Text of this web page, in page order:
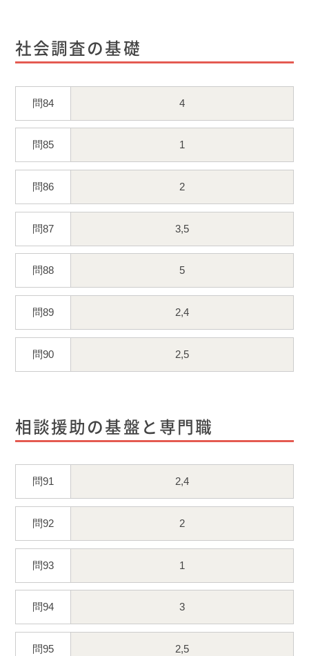
社会調査の基礎
問84 4
問85 1
問86 2
問87 3,5
問88 5
問89 2,4
問90 2,5
相談援助の基盤と専門職
問91 2,4
問92 2
問93 1
問94 3
問95 2,5